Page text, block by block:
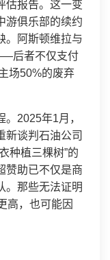
估报告。这一变
游俱乐部的续约
。阿斯顿维拉与
后者不仅支付
场50%的废弃
2025年1月，
新谈判石油公司
种植三棵树”的
赞助已不仅是商
。那些无法证明
高，也可能因